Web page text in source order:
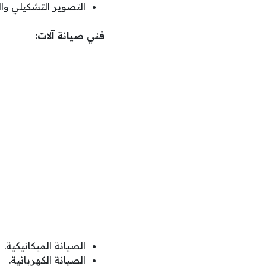
التصوير التشكيلي
فني صيانة آلات:
الصيانة الميكانيكية.
الصيانة الكهربائية.